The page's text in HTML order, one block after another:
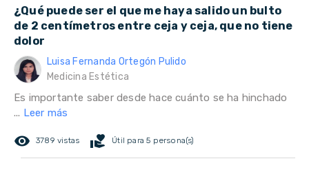
¿Qué puede ser el que me haya salido un bulto
de 2 centímetros entre ceja y ceja, que no tiene
dolor
Luisa Fernanda Ortegón Pulido
Medicina Estética
Es importante saber desde hace cuánto se ha hinchado
... Leer más
remove_red_eye 3789 vistas volunteer_activism Útil para 5 persona(s)